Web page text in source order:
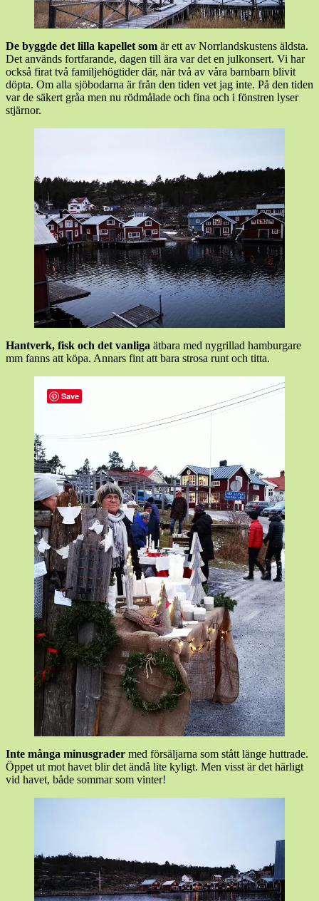
De byggde det lilla kapellet som är ett av Norrlandskustens äldsta.
Det används fortfarande, dagen till ära var det en julkonsert. Vi har
också firat två familjehögtider där, när två av våra barnbarn blivit
döpta. Om alla sjöbodarna är från den tiden vet jag inte. På den tiden
var de säkert gråa men nu rödmålade och fina och i fönstren lyser
stjärnor.
Hantverk, fisk och det vanliga ätbara med nygrillad hamburgare
mm fanns att köpa. Annars fint att bara strosa runt och titta.
Inte många minusgrader med försäljarna som stått länge huttrade.
Öppet ut mot havet blir det ändå lite kyligt. Men visst är det härligt
vid havet, både sommar som vinter!
Save